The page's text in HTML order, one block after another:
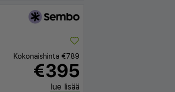
Kokonaishinta €789
€395
lue lisää